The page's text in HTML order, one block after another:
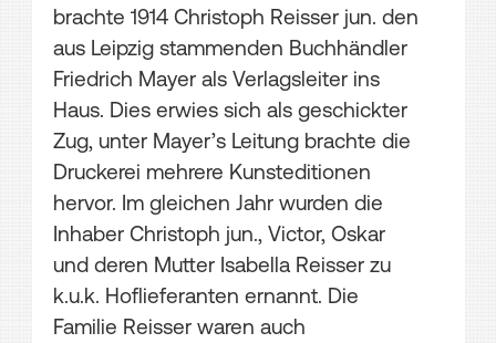
brachte 1914 Christoph Reisser jun. den
aus Leipzig stammenden Buchhändler
Friedrich Mayer als Verlagsleiter ins
Haus. Dies erwies sich als geschickter
Zug, unter Mayer’s Leitung brachte die
Druckerei mehrere Kunsteditionen
hervor. Im gleichen Jahr wurden die
Inhaber Christoph jun., Victor, Oskar
und deren Mutter Isabella Reisser zu
k.u.k. Hoflieferanten ernannt. Die
Familie Reisser waren auch